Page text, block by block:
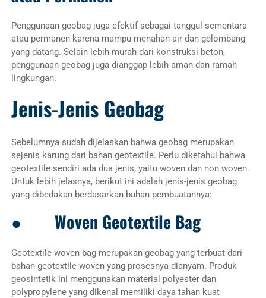
Penggunaan geobag juga efektif sebagai tanggul sementara
atau permanen karena mampu menahan air dan gelombang
yang datang. Selain lebih murah dari konstruksi beton,
penggunaan geobag juga dianggap lebih aman dan ramah
lingkungan.
Jenis-Jenis Geobag
Sebelumnya sudah dijelaskan bahwa geobag merupakan
sejenis karung dari bahan geotextile. Perlu diketahui bahwa
geotextile sendiri ada dua jenis, yaitu woven dan non woven.
Untuk lebih jelasnya, berikut ini adalah jenis-jenis geobag
yang dibedakan berdasarkan bahan pembuatannya:
● Woven Geotextile Bag
Geotextile woven bag merupakan geobag yang terbuat dari
bahan geotextile woven yang prosesnya dianyam. Produk
geosintetik ini menggunakan material polyester dan
polypropylene yang dikenal memiliki daya tahan kuat